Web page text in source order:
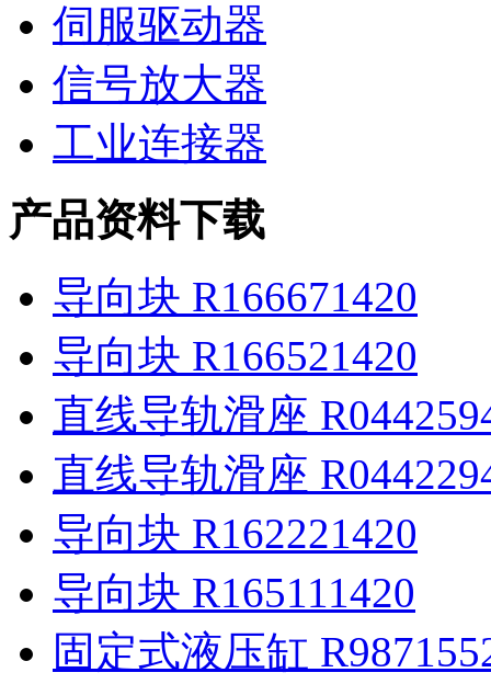
伺服驱动器
信号放大器
工业连接器
产品资料下载
导向块 R166671420
导向块 R166521420
直线导轨滑座
直线导轨滑座
导向块 R162221420
导向块 R165111420
固定式液压缸